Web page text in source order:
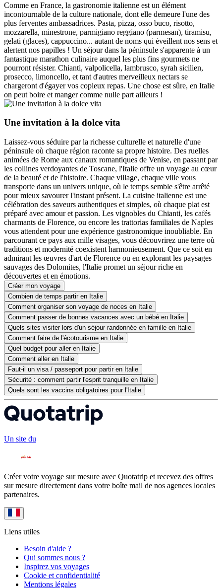
Comme en France, la gastronomie italienne est un élément
incontournable de la culture nationale, dont elle demeure l'une des
plus ferventes ambassadrices. Pasta, pizza, osso buco, risotto,
mozzarella, minestrone, parmigiano reggiano (parmesan), tiramisu,
gelati (glaces), cappuccino... autant de noms qui éveillent nos sens et
alertent nos papilles ! Un séjour dans la péninsule s'apparente à un
fantastique marathon culinaire auquel les plus fins gourmets ne
pourront résister. Chianti, valpolicella, lambrusco, syrah sicilien,
prosecco, limoncello, et tant d'autres merveilleux nectars se
chargeront d'égayer vos copieux repas. Une chose est sûre, en Italie
on peut boire et manger comme nulle part ailleurs !
Une invitation à la dolce vita
Laissez-vous séduire par la richesse culturelle et naturelle d'une
péninsule où chaque région raconte sa propre histoire. Des ruelles
animées de Rome aux canaux romantiques de Venise, en passant par
les collines verdoyantes de Toscane, l'Italie offre un voyage au cœur
de la beauté et de l'histoire. Chaque village, chaque ville vous
transporte dans un univers unique, où le temps semble s'être arrêté
pour mieux savourer l'instant présent. La cuisine italienne est une
célébration des saveurs authentiques et simples, où chaque plat est
préparé avec amour et passion. Les vignobles du Chianti, les cafés
charmants de Florence, ou encore les trattorias familiales de Naples
vous attendent pour une expérience gastronomique inoubliable. En
parcourant ce pays aux mille visages, vous découvrirez une terre où
traditions et modernité coexistent harmonieusement. Que ce soit en
admirant les œuvres d'art de Florence ou en explorant les paysages
sauvages des Dolomites, l'Italie promet un séjour riche en
découvertes et en émotions.
Créer mon voyage
Combien de temps partir en Italie
Comment organiser son voyage de noces en Italie
Comment passer de bonnes vacances avec un bébé en Italie
Quels sites visiter lors d'un séjour randonnée en famille en Italie
Comment faire de l'écotourisme en Italie
Quel budget pour aller en Italie
Comment aller en Italie
Faut-il un visa / passeport pour partir en Italie
Sécurité : comment partir l'esprit tranquille en Italie
Quels sont les vaccins obligatoires pour l'Italie
Un site du
Créer votre voyage sur mesure avec Quotatrip et recevez des offres
sur mesure directement dans votre boîte mail de nos agences locales
partenaires.
Liens utiles
Besoin d'aide ?
Qui sommes nous ?
Inspirez vos voyages
Cookie et confidentialité
Mentions légales